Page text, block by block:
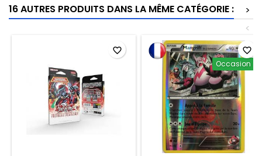
16 AUTRES PRODUITS DANS LA MÊME CATÉGORIE :
>
<
favorite_border
Occasion
favorite_border